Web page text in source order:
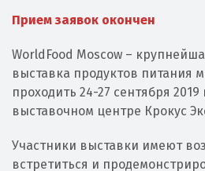
Прием заявок окончен
WorldFood Moscow –
выставка продуктов питания
проходить 24-27 сентября
выставочном центре Крокус
Участники выставки имеют
встретиться и